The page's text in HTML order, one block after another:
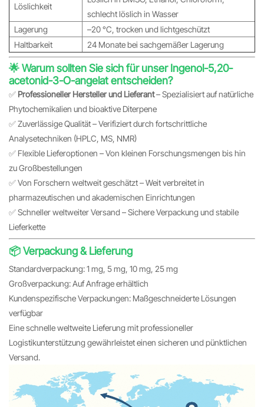
Löslichkeit
schlecht löslich in Wasser
Lagerung
–20 °C, trocken und lichtgeschützt
Haltbarkeit
24 Monate bei sachgemäßer Lagerung
🌟 Warum sollten Sie sich für unser Ingenol-5,20-
acetonid-3-O-angelat entscheiden?
✅ Professioneller Hersteller und Lieferant– Spezialisiert auf natürliche
Phytochemikalien und bioaktive Diterpene
✅ Zuverlässige Qualität – Verifiziert durch fortschrittliche
Analysetechniken (HPLC, MS, NMR)
✅ Flexible Lieferoptionen – Von kleinen Forschungsmengen bis hin
zu Großbestellungen
✅ Von Forschern weltweit geschätzt – Weit verbreitet in
pharmazeutischen und akademischen Einrichtungen
✅ Schneller weltweiter Versand – Sichere Verpackung und stabile
Lieferkette
📦 Verpackung & Lieferung
Standardverpackung: 1 mg, 5 mg, 10 mg, 25 mg
Großverpackung: Auf Anfrage erhältlich
Kundenspezifische Verpackungen: Maßgeschneiderte Lösungen
verfügbar
Eine schnelle weltweite Lieferung mit professioneller
Logistikunterstützung gewährleistet einen sicheren und pünktlichen
Versand.